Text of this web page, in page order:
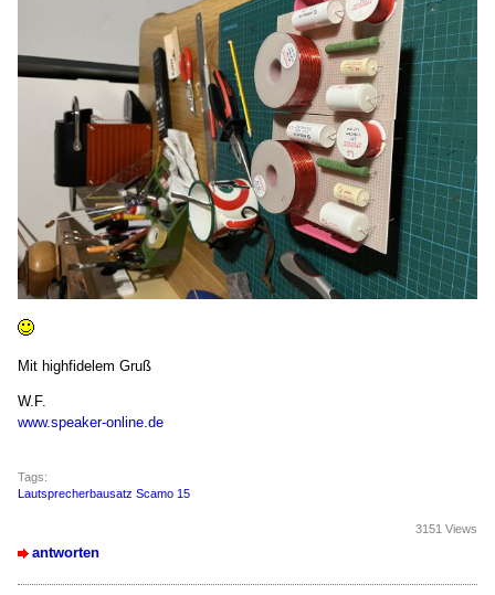
Mit highfidelem Gruß
W.F.
www.speaker-online.de
Tags:
Lautsprecherbausatz Scamo 15
antworten
3151 Views